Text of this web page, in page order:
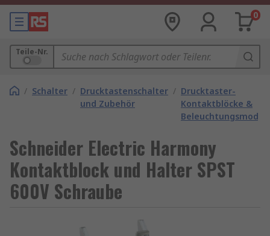
0
Teile-Nr.
/ Schalter / Drucktastenschalter
und Zubehör
/ Drucktaster-
Kontaktblöcke &
Schneider Electric Harmony
Kontaktblock und Halter SPST
600V Schraube